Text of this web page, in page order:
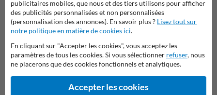
Discuter avec nous online
info@trafficsupply.be
Toutes nos coordonnées
publicitaires mobiles, que nous et des tiers utilisons pour afficher
des publicités personnalisées et non personnalisées
(personnalisation des annonces). En savoir plus ? Lisez tout sur
notre politique en matière de cookies ici.
En cliquant sur "Accepter les cookies", vous acceptez les
paramètres de tous les cookies. Si vous sélectionner refuser, nous
ne placerons que des cookies fonctionnels et analytiques.
Accepter les cookies